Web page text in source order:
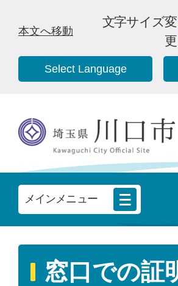
本文へ移動
文字サイズ変
更
Select Language
メインメニュー
窓口での証